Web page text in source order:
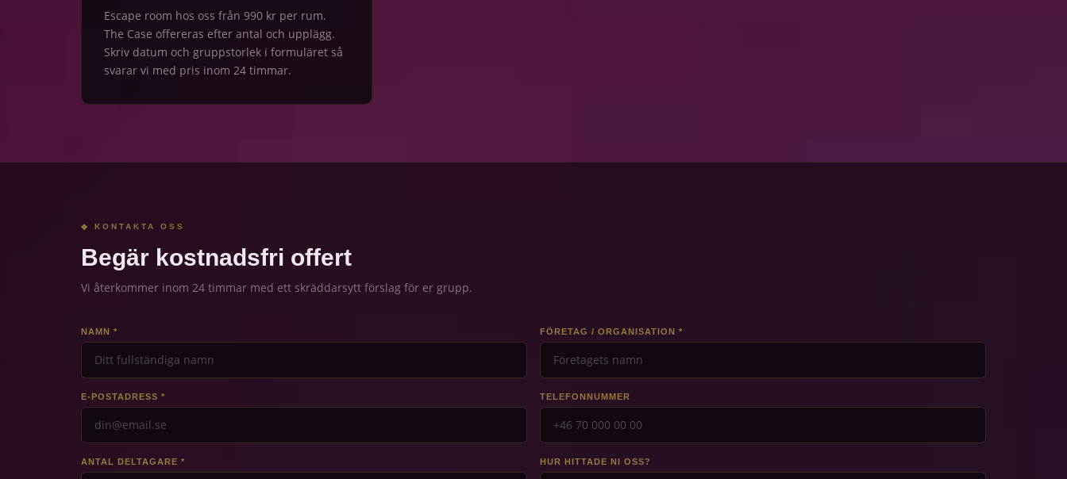
Escape room hos oss från 990 kr per rum.
The Case offereras efter antal och upplägg.
Skriv datum och gruppstorlek i formuläret så
svarar vi med pris inom 24 timmar.
◆ KONTAKTA OSS
Begär kostnadsfri offert
Vi återkommer inom 24 timmar med ett skräddarsytt förslag för er grupp.
NAMN * FÖRETAG / ORGANISATION *
E-POSTADRESS * TELEFONNUMMER
ANTAL DELTAGARE * HUR HITTADE NI OSS?